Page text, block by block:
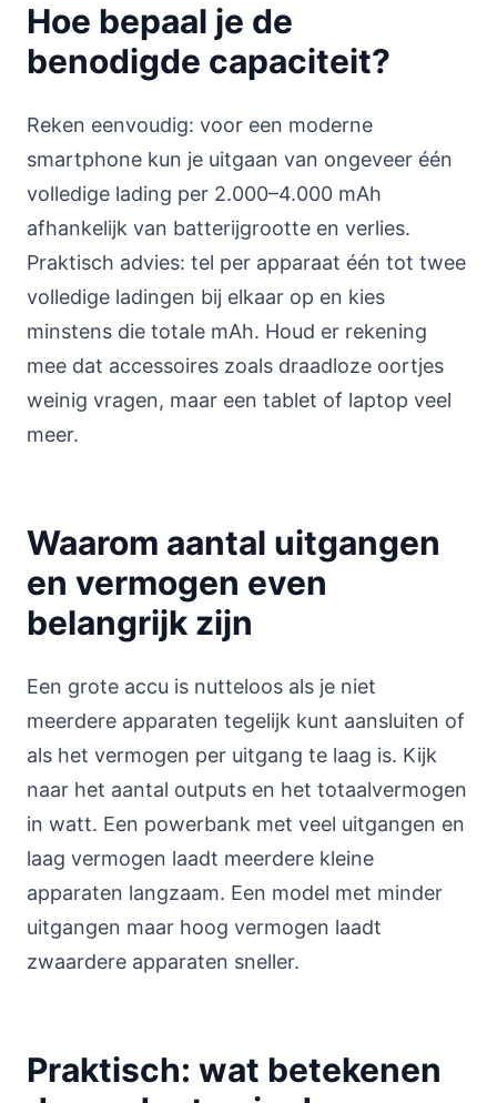
Hoe bepaal je de
benodigde capaciteit?
Reken eenvoudig: voor een moderne
smartphone kun je uitgaan van ongeveer één
volledige lading per 2.000–4.000 mAh
afhankelijk van batterijgrootte en verlies.
Praktisch advies: tel per apparaat één tot twee
volledige ladingen bij elkaar op en kies
minstens die totale mAh. Houd er rekening
mee dat accessoires zoals draadloze oortjes
weinig vragen, maar een tablet of laptop veel
meer.
Waarom aantal uitgangen
en vermogen even
belangrijk zijn
Een grote accu is nutteloos als je niet
meerdere apparaten tegelijk kunt aansluiten of
als het vermogen per uitgang te laag is. Kijk
naar het aantal outputs en het totaalvermogen
in watt. Een powerbank met veel uitgangen en
laag vermogen laadt meerdere kleine
apparaten langzaam. Een model met minder
uitgangen maar hoog vermogen laadt
zwaardere apparaten sneller.
Praktisch: wat betekenen